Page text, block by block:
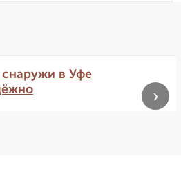
в Уфе
›